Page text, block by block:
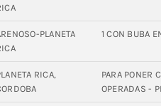
PLANETA
1 CON BUBA
RICA,
PARA PONER
OPERADAS -